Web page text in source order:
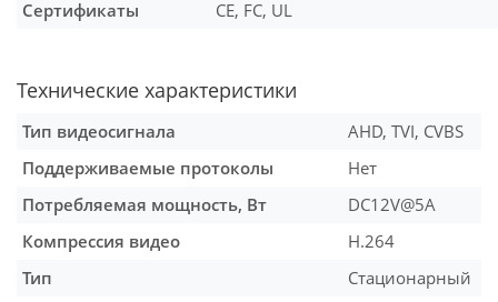
Сертификаты CE, FC, UL
Технические характеристики
Тип видеосигнала
AHD, TVI, CVBS
Поддерживаемые протоколы
Нет
Потребляемая мощность, Вт
DC12V@5A
Компрессия видео
H.264
Тип
Стационарный